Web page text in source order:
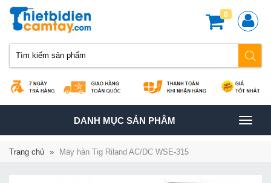
0
TOGGLE
NAVIGATION
DANH MỤC SẢN PHÂM
Trang chủ » Máy hàn Tig Riland AC/DC WSE-315